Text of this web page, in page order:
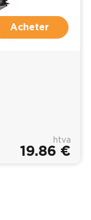
Acheter
htva
19.86 €